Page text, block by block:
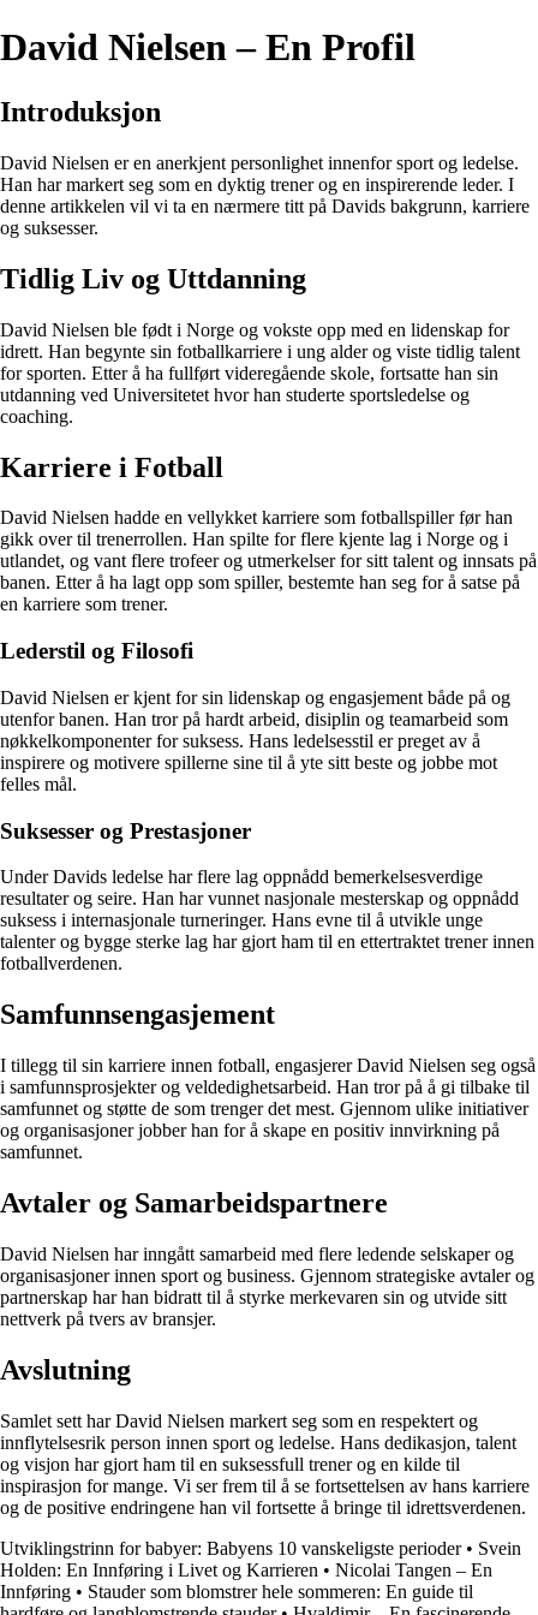
David Nielsen – En Profil
Introduksjon
David Nielsen er en anerkjent personlighet innenfor sport og ledelse.
Han har markert seg som en dyktig trener og en inspirerende leder. I
denne artikkelen vil vi ta en nærmere titt på Davids bakgrunn, karriere
og suksesser.
Tidlig Liv og Uttdanning
David Nielsen ble født i Norge og vokste opp med en lidenskap for
idrett. Han begynte sin fotballkarriere i ung alder og viste tidlig talent
for sporten. Etter å ha fullført videregående skole, fortsatte han sin
utdanning ved Universitetet hvor han studerte sportsledelse og
coaching.
Karriere i Fotball
David Nielsen hadde en vellykket karriere som fotballspiller før han
gikk over til trenerrollen. Han spilte for flere kjente lag i Norge og i
utlandet, og vant flere trofeer og utmerkelser for sitt talent og innsats på
banen. Etter å ha lagt opp som spiller, bestemte han seg for å satse på
en karriere som trener.
Lederstil og Filosofi
David Nielsen er kjent for sin lidenskap og engasjement både på og
utenfor banen. Han tror på hardt arbeid, disiplin og teamarbeid som
nøkkelkomponenter for suksess. Hans ledelsesstil er preget av å
inspirere og motivere spillerne sine til å yte sitt beste og jobbe mot
felles mål.
Suksesser og Prestasjoner
Under Davids ledelse har flere lag oppnådd bemerkelsesverdige
resultater og seire. Han har vunnet nasjonale mesterskap og oppnådd
suksess i internasjonale turneringer. Hans evne til å utvikle unge
talenter og bygge sterke lag har gjort ham til en ettertraktet trener innen
fotballverdenen.
Samfunnsengasjement
I tillegg til sin karriere innen fotball, engasjerer David Nielsen seg også
i samfunnsprosjekter og veldedighetsarbeid. Han tror på å gi tilbake til
samfunnet og støtte de som trenger det mest. Gjennom ulike initiativer
og organisasjoner jobber han for å skape en positiv innvirkning på
samfunnet.
Avtaler og Samarbeidspartnere
David Nielsen har inngått samarbeid med flere ledende selskaper og
organisasjoner innen sport og business. Gjennom strategiske avtaler og
partnerskap har han bidratt til å styrke merkevaren sin og utvide sitt
nettverk på tvers av bransjer.
Avslutning
Samlet sett har David Nielsen markert seg som en respektert og
innflytelsesrik person innen sport og ledelse. Hans dedikasjon, talent
og visjon har gjort ham til en suksessfull trener og en kilde til
inspirasjon for mange. Vi ser frem til å se fortsettelsen av hans karriere
og de positive endringene han vil fortsette å bringe til idrettsverdenen.
Utviklingstrinn for babyer: Babyens 10 vanskeligste perioder• Svein
Holden: En Innføring i Livet og Karrieren • Nicolai Tangen – En
Innføring • Stauder som blomstrer hele sommeren: En guide til